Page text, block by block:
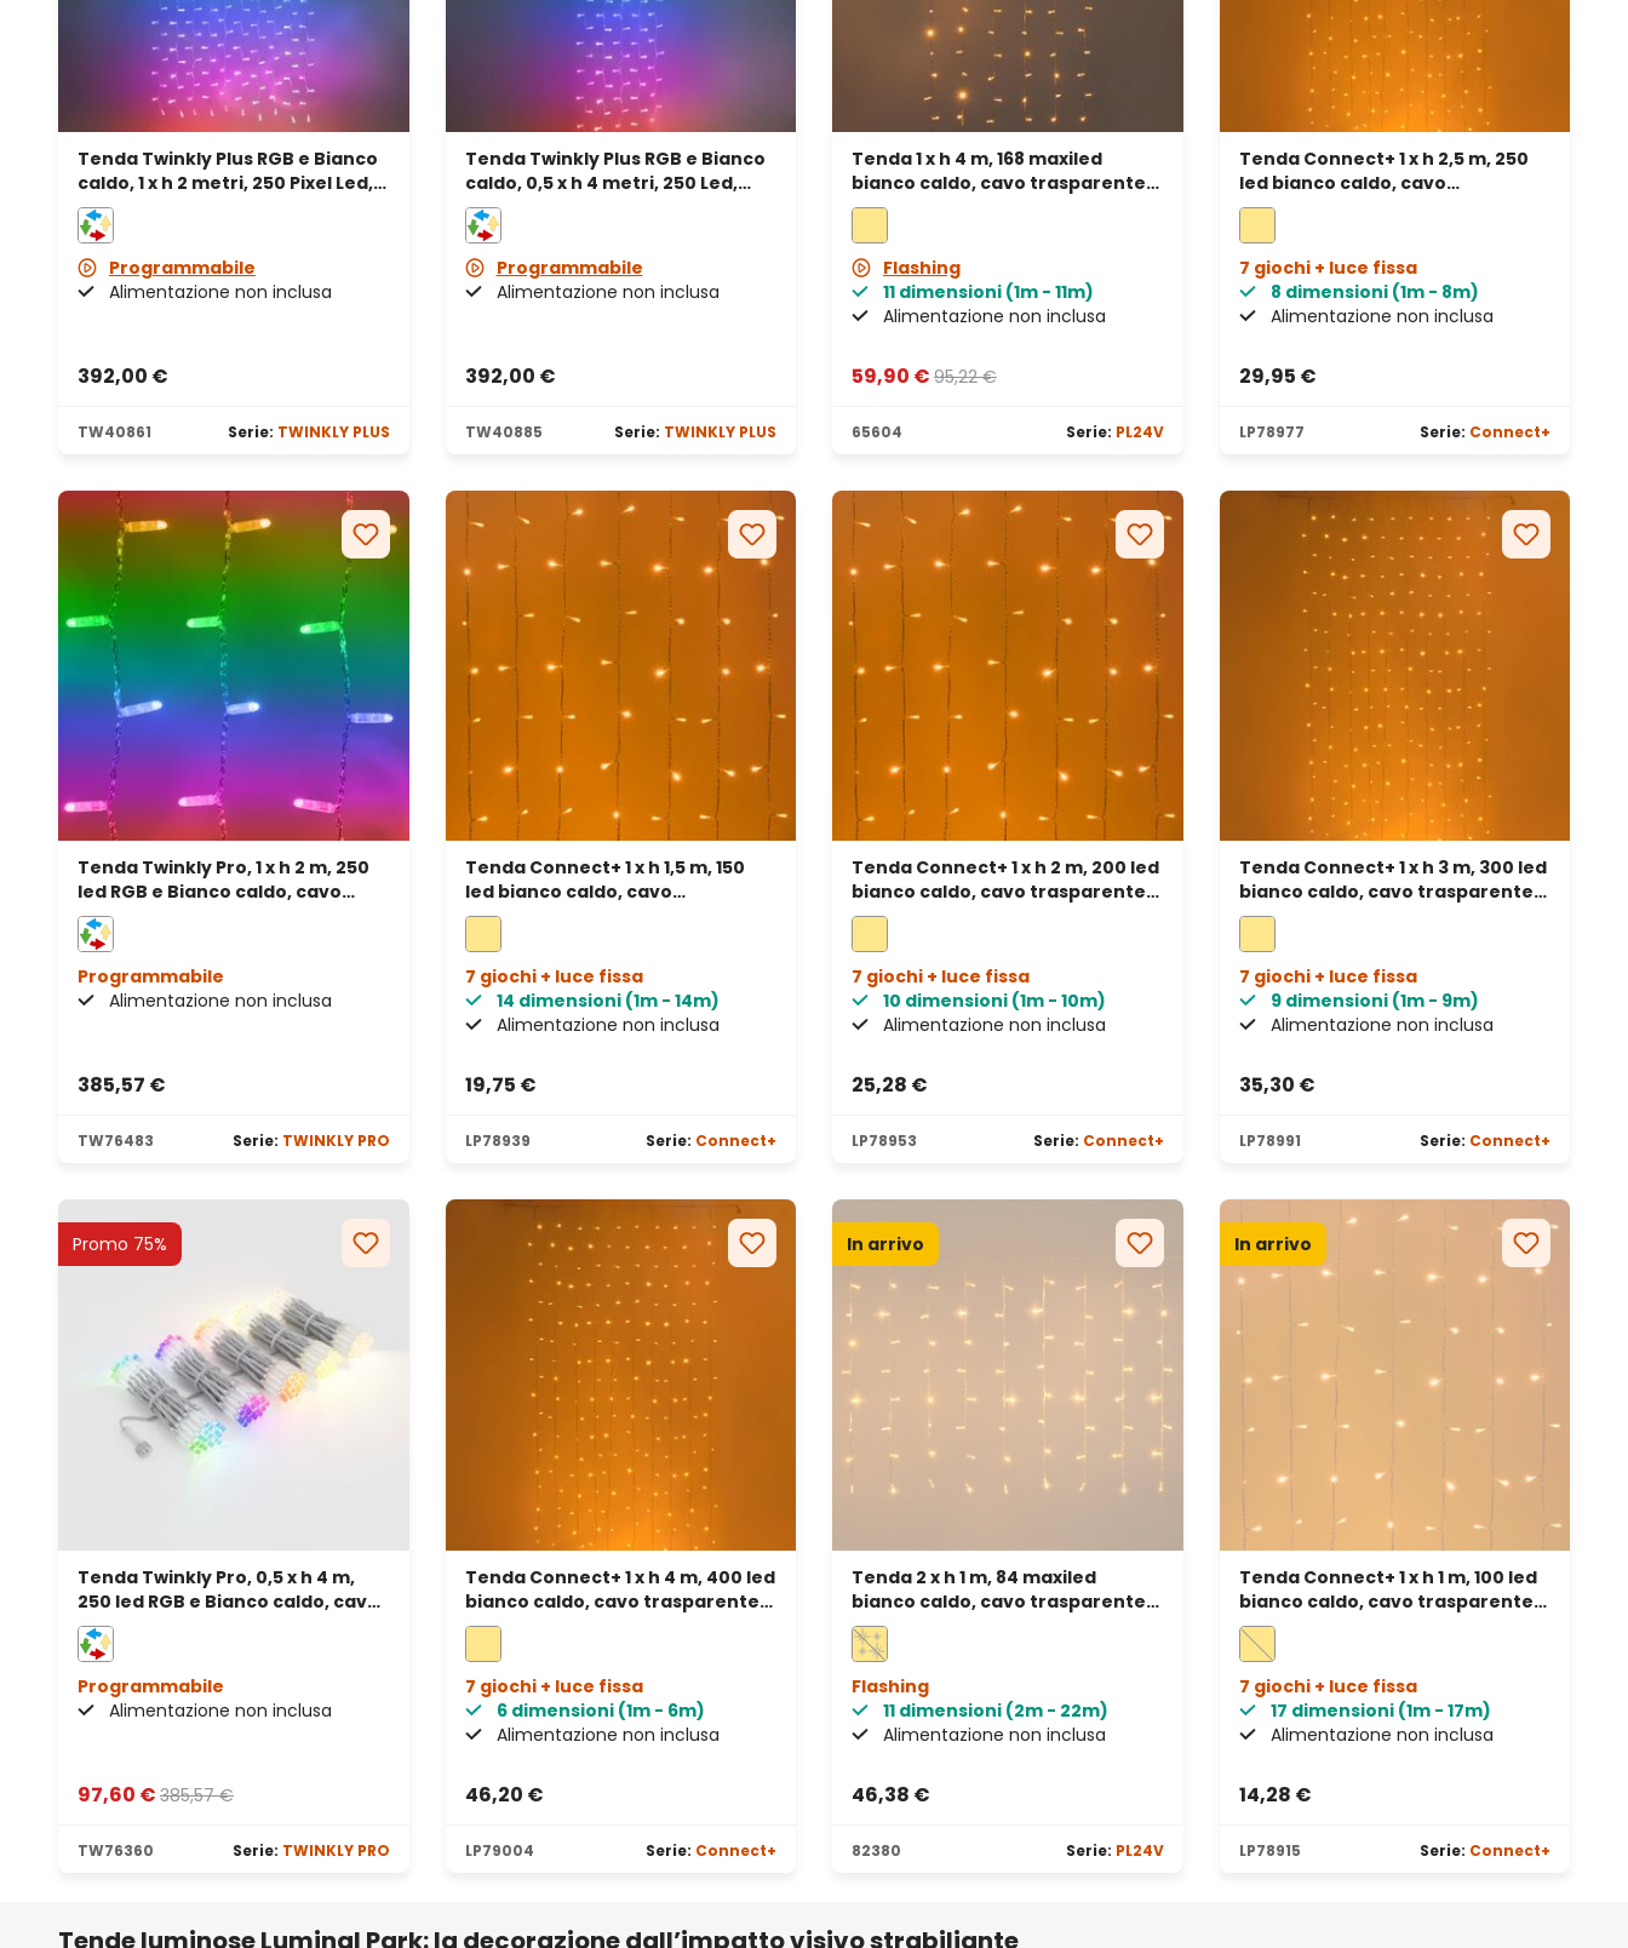
Tenda Twinkly Plus RGB e Bianco
caldo, 1 x h 2 metri, 250 Pixel Led,
cavo nero
Programmabile
Alimentazione non inclusa
392,00 €
TW40861 Serie: TWINKLY PLUS
Tenda Twinkly Plus RGB e Bianco
caldo, 0,5 x h 4 metri, 250 Led,
cavo nero
Programmabile
Alimentazione non inclusa
392,00 €
TW40885 Serie: TWINKLY PLUS
Tenda 1 x h 4 m, 168 maxiled
bianco caldo, cavo trasparente,
prolungabile
Flashing
11 dimensioni (1m - 11m)
Alimentazione non inclusa
59,90 € 95,22 €
65604 Serie: PL24V
Tenda Connect+ 1 x h 2,5 m, 250
led bianco caldo, cavo
trasparente, prolungabile
7 giochi + luce fissa
8 dimensioni (1m - 8m)
Alimentazione non inclusa
29,95 €
LP78977 Serie: Connect+
Tenda Twinkly Pro, 1 x h 2 m, 250
led RGB e Bianco caldo, cavo
trasparente
Programmabile
Alimentazione non inclusa
385,57 €
TW76483 Serie: TWINKLY PRO
Tenda Connect+ 1 x h 1,5 m, 150
led bianco caldo, cavo
trasparente, prolungabile
7 giochi + luce fissa
14 dimensioni (1m - 14m)
Alimentazione non inclusa
19,75 €
LP78939 Serie: Connect+
Tenda Connect+ 1 x h 2 m, 200 led
bianco caldo, cavo trasparente,
prolungabile
7 giochi + luce fissa
10 dimensioni (1m - 10m)
Alimentazione non inclusa
25,28 €
LP78953 Serie: Connect+
Tenda Connect+ 1 x h 3 m, 300 led
bianco caldo, cavo trasparente,
prolungabile
7 giochi + luce fissa
9 dimensioni (1m - 9m)
Alimentazione non inclusa
35,30 €
LP78991 Serie: Connect+
Promo 75%
Tenda Twinkly Pro, 0,5 x h 4 m,
250 led RGB e Bianco caldo, cavo
trasparente
Programmabile
Alimentazione non inclusa
97,60 € 385,57 €
TW76360 Serie: TWINKLY PRO
Tenda Connect+ 1 x h 4 m, 400 led
bianco caldo, cavo trasparente,
prolungabile
7 giochi + luce fissa
6 dimensioni (1m - 6m)
Alimentazione non inclusa
46,20 €
LP79004 Serie: Connect+
In arrivo
Tenda 2 x h 1 m, 84 maxiled
bianco caldo, cavo trasparente,
prolungabile
Flashing
11 dimensioni (2m - 22m)
Alimentazione non inclusa
46,38 €
82380 Serie: PL24V
In arrivo
Tenda Connect+ 1 x h 1 m, 100 led
bianco caldo, cavo trasparente,
prolungabile
7 giochi + luce fissa
17 dimensioni (1m - 17m)
Alimentazione non inclusa
14,28 €
LP78915 Serie: Connect+
Tende luminose Luminal Park: la decorazione dall’impatto visivo strabiliante